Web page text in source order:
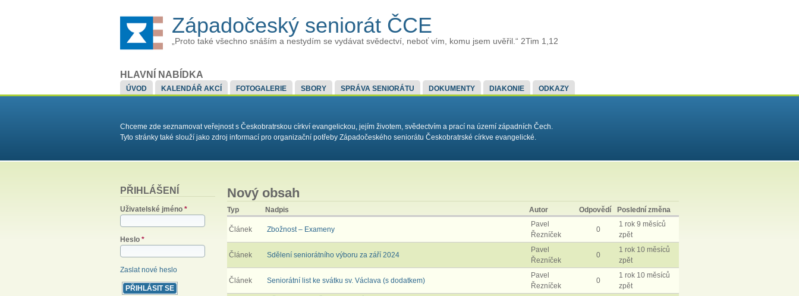
Západočeský seniorát ČCE
„Proto také všechno snáším a nestydím se vydávat svědectví, neboť vím, komu jsem uvěřil.“ 2Tim 1,12
HLAVNÍ NABÍDKA
ÚVOD KALENDÁŘ AKCÍ FOTOGALERIE SBORY SPRÁVA SENIORÁTU DOKUMENTY DIAKONIE ODKAZY
Chceme zde seznamovat veřejnost s Českobratrskou církví evangelickou, jejím životem, svědectvím a prací na území západních Čech.
Tyto stránky také slouží jako zdroj informací pro organizační potřeby Západočeského seniorátu Českobratrské církve evangelické.
PŘIHLÁŠENÍ
Uživatelské jméno *
Heslo *
Zaslat nové heslo
Nový obsah
Typ Nadpis Autor Odpovědí Poslední změna
Článek Zbožnost – Exameny
Pavel
Řezníček
0
1 rok 9 měsíců
zpět
Článek Sdělení seniorátního výboru za září 2024
Pavel
Řezníček
0
1 rok 10 měsíců
zpět
Článek Seniorátní list ke svátku sv. Václava (s dodatkem)
Pavel
Řezníček
0
1 rok 10 měsíců
zpět